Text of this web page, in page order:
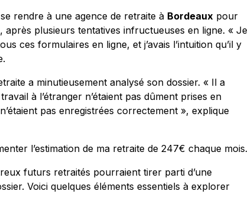
rendre à une agence de retraite à Bordeaux pour
après plusieurs tentatives infructueuses en ligne. « Je
ces formulaires en ligne, et j’avais l’intuition qu’il y
a minutieusement analysé son dossier. « Il a
à l’étranger n’étaient pas dûment prises en
pas enregistrées correctement », explique
l’estimation de ma retraite de 247€ chaque mois.
futurs retraités pourraient tirer parti d’une
Voici quelques éléments essentiels à explorer